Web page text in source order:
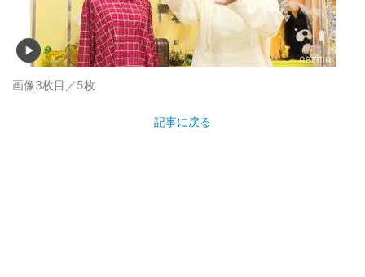
画像3枚目／5枚
記事に戻る